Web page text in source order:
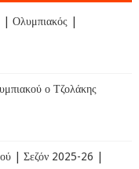
Ολυμπιακός |
ο Τζολάκης
| Σεζόν 2025-26 |